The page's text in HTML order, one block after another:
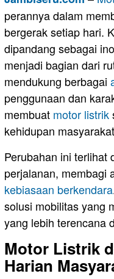
perannya dalam
bergerak setiap hari.
dipandang sebagai
menjadi bagian dari
mendukung berbagai
penggunaan dan
membuat motor listrik
kehidupan
Perubahan ini terlihat
perjalanan, membagi
kebiasaan berkendara
solusi mobilitas yang
yang lebih terencana
Motor Listrik
Harian